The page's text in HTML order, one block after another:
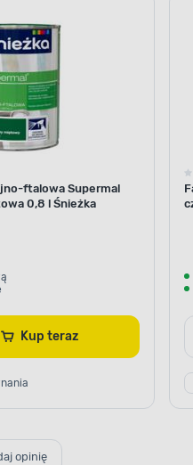
ftalowa Supermal
0,8 l Śnieżka
Kup teraz
opinię